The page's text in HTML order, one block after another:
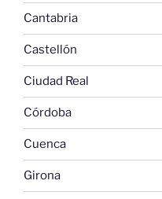
Cantabria
Castellón
Ciudad Real
Córdoba
Cuenca
Girona